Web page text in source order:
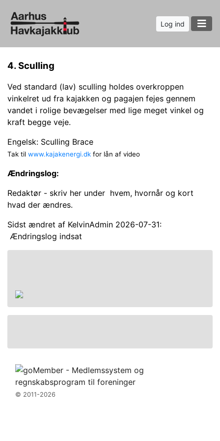
Log ind
4. Sculling
Ved standard (lav) sculling holdes overkroppen
vinkelret ud fra kajakken og pagajen fejes gennem
vandet i rolige bevægelser med lige meget vinkel og
kraft begge veje.
Engelsk: Sculling Brace
Tak til www.kajakenergi.dk for lån af video
Ændringslog:
Redaktør - skriv her under hvem, hvornår og kort
hvad der ændres.
Sidst ændret af KelvinAdmin 2026-07-31:
Ændringslog indsat
© 2011-2026